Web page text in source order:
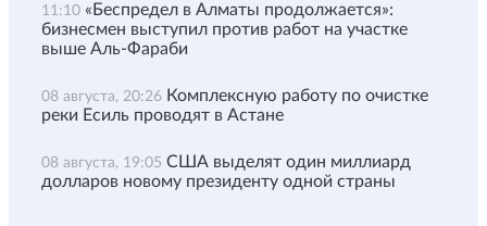
11:10 «Беспредел в Алматы продолжается»:
бизнесмен выступил против работ на участке
выше Аль-Фараби
08 августа, 20:26 Комплексную работу по очистке
реки Есиль проводят в Астане
08 августа, 19:05 США выделят один миллиард
долларов новому президенту одной страны